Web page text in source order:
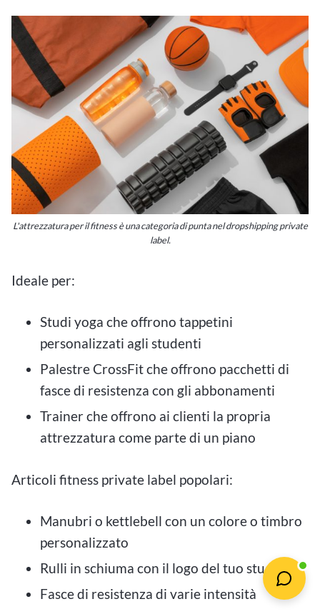
L'attrezzatura per il fitness è una categoria di punta nel dropshipping private
label.
Ideale per:
Studi yoga che offrono tappetini
personalizzati agli studenti
Palestre CrossFit che offrono pacchetti di
fasce di resistenza con gli abbonamenti
Trainer che offrono ai clienti la propria
attrezzatura come parte di un piano
Articoli fitness private label popolari:
Manubri o kettlebell con un colore o timbro
personalizzato
Rulli in schiuma con il logo del tuo studio
Fasce di resistenza di varie intensità